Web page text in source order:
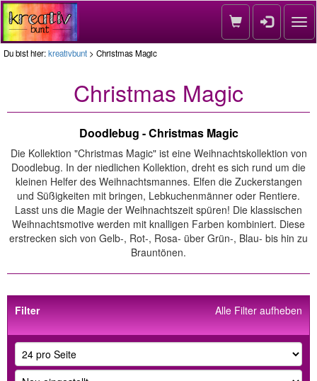
Du bist hier:kreativbunt > Christmas Magic
Christmas Magic
Doodlebug - Christmas Magic
Die Kollektion "Christmas Magic" ist eine Weihnachtskollektion von
Doodlebug. In der niedlichen Kollektion, dreht es sich rund um die
kleinen Helfer des Weihnachtsmannes. Elfen die Zuckerstangen
und Süßigkeiten mit bringen, Lebkuchenmänner oder Rentiere.
Lasst uns die Magie der Weihnachtszeit spüren! Die klassischen
Weihnachtsmotive werden mit knalligen Farben kombiniert. Diese
erstrecken sich von Gelb-, Rot-, Rosa- über Grün-, Blau- bis hin zu
Brauntönen.
Alle Filter aufheben
Filter